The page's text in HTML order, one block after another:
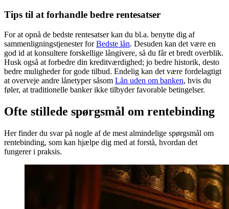
Tips til at forhandle bedre rentesatser
For at opnå de bedste rentesatser kan du bl.a. benytte dig af
sammenligningstjenester forBedste lån. Desuden kan det være en
god id at konsultere forskellige långivere, så du får et bredt overblik.
Husk også at forbedre din kreditværdighed; jo bedre historik, desto
bedre muligheder for gode tilbud. Endelig kan det være fordelagtigt
at overveje andre lånetyper såsom Lån uden om banken, hvis du
føler, at traditionelle banker ikke tilbyder favorable betingelser.
Ofte stillede spørgsmål om rentebinding
Her finder du svar på nogle af de mest almindelige spørgsmål om
rentebinding, som kan hjælpe dig med at forstå, hvordan det
fungerer i praksis.